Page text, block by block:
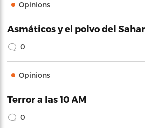
Opinions
Asmáticos y el polvo del
0
Opinions
Terror a las 10 AM
0